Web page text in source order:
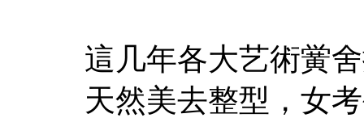
這几年各大艺術黉
天然美去整型，女